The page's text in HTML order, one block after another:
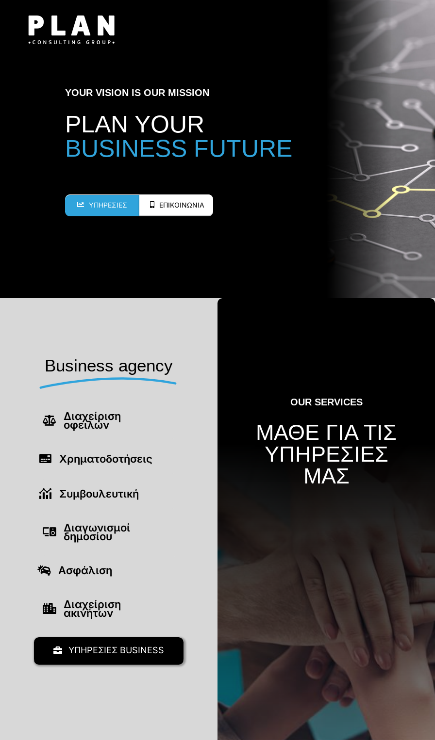
YOUR VISION IS OUR MISSION
PLAN YOUR
ΥΠΗΡΕΣΙΕΣ ΕΠΙΚΟΙΝΩΝΙΑ
Business agency
Διαχείριση
οφειλών
Χρηματοδοτήσεις
Συμβουλευτική
Διαγωνισμοί
δημοσίου
Ασφάλιση
Διαχείριση
ακινήτων
ΥΠΗΡΕΣΙΕΣ BUSINESS
OUR SERVICES
ΜΑΘΕ ΓΙΑ ΤΙΣ
ΥΠΗΡΕΣΙΕΣ
ΜΑΣ